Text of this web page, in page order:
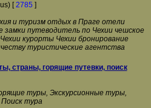
[2785 ]
и туризм отдых в Праге отели
замки путеводитель по Чехии чешское
курорты Чехии бронирование
туристические агентства
страны, горящие путевки, поиск
туры, Экскурсионные туры,
тура